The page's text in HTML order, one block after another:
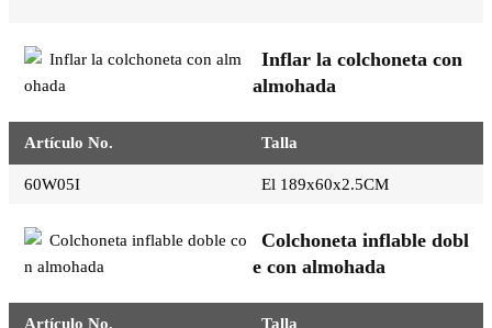
Inflar la colchoneta con
almohada
Artículo No. Talla
60W05I El 189x60x2.5CM
Colchoneta inflable dobl
e con almohada
Artículo No. Talla